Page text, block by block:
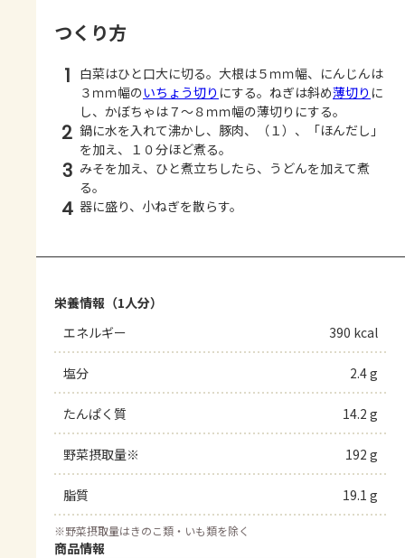
つくり方
1 白菜はひと口大に切る。大根は５ｍｍ幅、にんじんは
３ｍｍ幅のいちょう切り にする。ねぎは斜め薄切り に
し、かぼちゃは７～８ｍｍ幅の薄切りにする。
2 鍋に水を入れて沸かし、豚肉、（１）、「ほんだし」
を加え、１０分ほど煮る。
3 みそを加え、ひと煮立ちしたら、うどんを加えて煮
る。
4 器に盛り、小ねぎを散らす。
栄養情報（1人分）
エネルギー
390 kcal
塩分 2.4 g
たんぱく質 14.2 g
野菜摂取量※ 192 g
脂質 19.1 g
※野菜摂取量はきのこ類・いも類を除く
商品情報